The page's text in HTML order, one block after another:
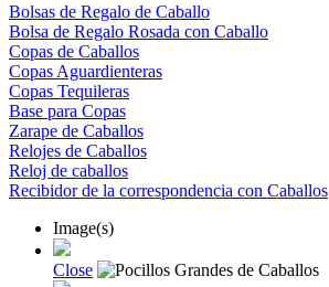
Bolsas de Regalo de Caballo
Bolsa de Regalo Rosada con Caballo
Copas de Caballos
Copas Aguardienteras
Copas Tequileras
Base para Copas
Zarape de Caballos
Relojes de Caballos
Reloj de caballos
Recibidor de la correspondencia con Caballos
Image(s)
Close